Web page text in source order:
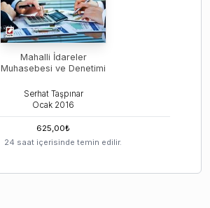
Mahalli İdareler
Muhasebesi ve Denetimi
Serhat Taşpınar
Ocak 2016
625,00₺
24 saat içerisinde temin edilir.